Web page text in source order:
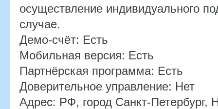
осуществление индивидуального
случае.
Демо-счёт: Есть
Мобильная версия: Есть
Партнёрская программа: Есть
Доверительное управление: Нет
Адрес: РФ, город Санкт-Петербург,